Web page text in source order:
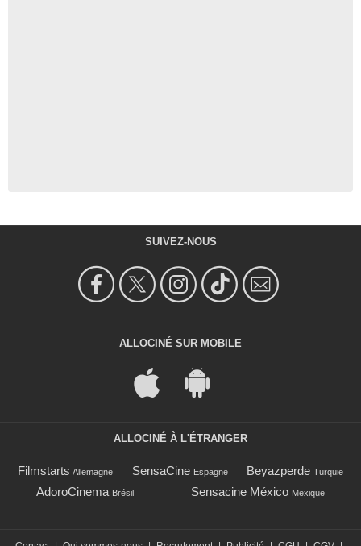
SUIVEZ-NOUS
ALLOCINÉ SUR MOBILE
ALLOCINÉ À L'ÉTRANGER
Filmstarts Allemagne SensaCine Espagne Beyazperde Turquie
AdoroCinema Brésil Sensacine México Mexique